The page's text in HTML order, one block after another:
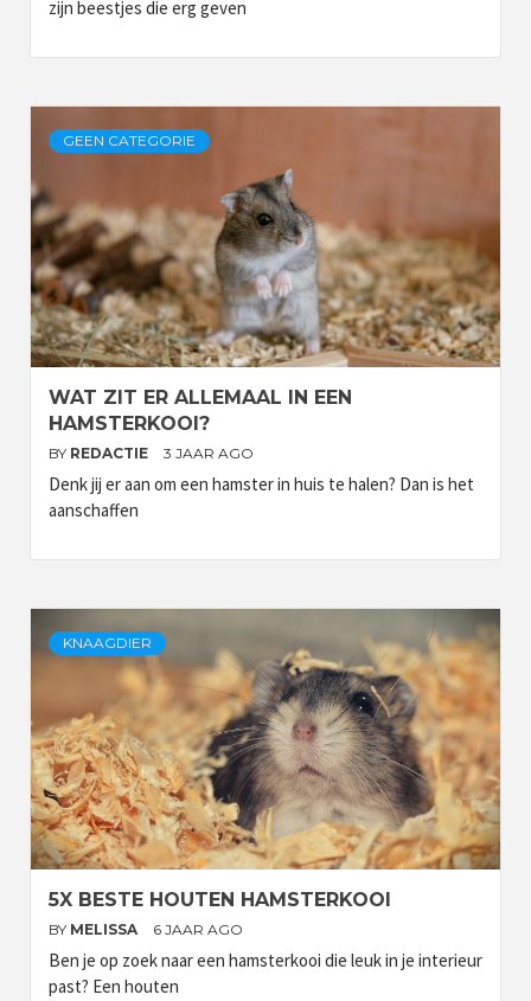
zijn beestjes die erg geven
GEEN CATEGORIE
WAT ZIT ER ALLEMAAL IN EEN
HAMSTERKOOI?
BY REDACTIE 3 JAAR AGO
Denk jij er aan om een hamster in huis te halen? Dan is het
aanschaffen
KNAAGDIER
5X BESTE HOUTEN HAMSTERKOOI
BY MELISSA 6 JAAR AGO
Ben je op zoek naar een hamsterkooi die leuk in je interieur
past? Een houten